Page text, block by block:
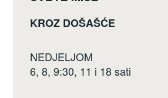
KROZ DOŠAŠĆE
NEDJELJOM
6, 8, 9:30, 11 i 18 sati